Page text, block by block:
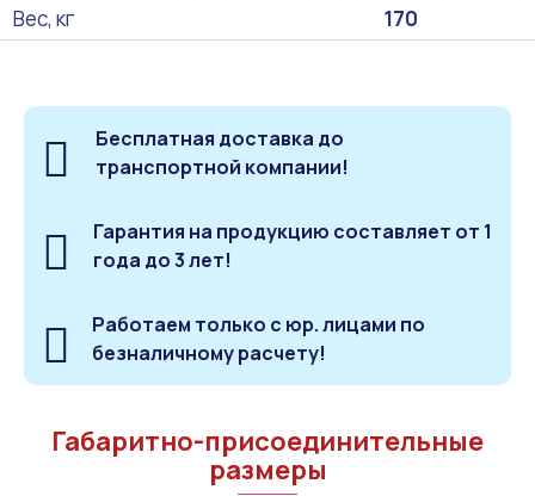
Вес, кг
170
Бесплатная доставка до
транспортной компании!
Гарантия на продукцию составляет от 1
года до 3 лет!
Работаем только с юр. лицами по
безналичному расчету!
Габаритно-присоединительные
размеры